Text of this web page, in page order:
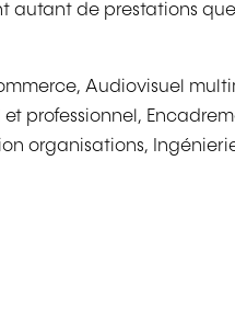
de prestations que
Audiovisuel
professionnel,
organisations,